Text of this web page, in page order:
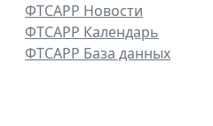
ФТСАРР Новости
ФТСАРР Календарь
ФТСАРР База данных